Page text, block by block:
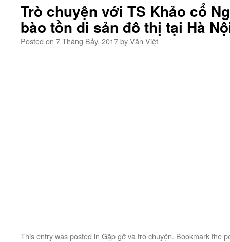
Trò chuyện với TS Khảo cổ
bào tồn di sản đô thị tại Hà
Posted on 7 Tháng Bảy, 2017byVăn Việt
This entry was posted in Gặp gỡ và trò chuyện. Bookmark the